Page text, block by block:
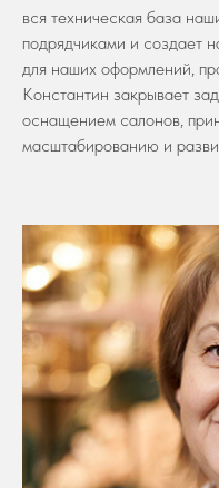
вся техническая база
подрядчиками и создает
для наших оформлений,
Константин закрывает
оснащением салонов,
масштабированию и